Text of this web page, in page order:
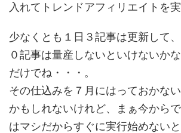
入れてトレンドアフィリエイトを実
少なくとも１日３記事は更新して
０記事は量産しないといけないか
だけでね・・・。
その仕込みを７月にはっておかな
かもしれないけれど、まぁ今から
はマシだからすぐに実行始めないと